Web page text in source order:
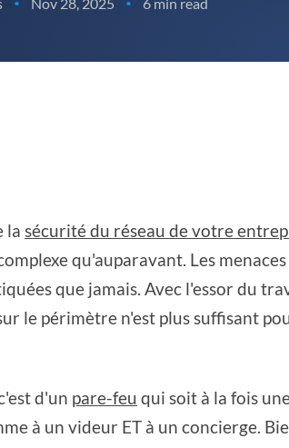
• •
lasécurité du réseau de votre
qu'auparavant. Les
que jamais. Avec l'essor du
le périmètre n'est plus suffisant
d'un pare-feu qui soit à la fois
à un videur ET à un concierge.